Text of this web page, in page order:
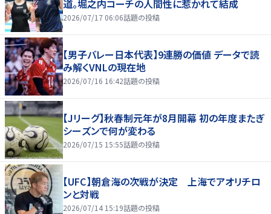
道。堀之内コーチの人間性に惹かれて結成
2026/07/17 06:06話題の投稿
【男子バレー日本代表】9連勝の価値 データで読
み解くVNLの現在地
2026/07/16 16:42話題の投稿
【Jリーグ】秋春制元年が8月開幕 初の年度またぎ
シーズンで何が変わる
2026/07/15 15:55話題の投稿
【UFC】朝倉海の次戦が決定 上海でアオリチロ
ンと対戦
2026/07/14 15:19話題の投稿